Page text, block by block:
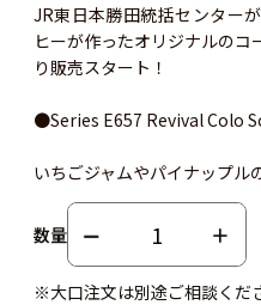
JR東日本勝田統括センター
ヒーが作ったオリジナルの
り販売スタート！
●Series E657 Revival Colo
いちごジャムやパイナップル
数量
※大口注文は別途ご相談くだ